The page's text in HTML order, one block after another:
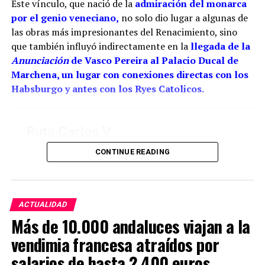
Juan fue adquiriendo progresivamente mayor
responsabilidad artística. La reja del coro pudo ser
una obra de juventud realizada bajo la dirección o
con la colaboración paterna. Los documentos
conservan las dos perspectivas: las cuentas
parroquiales relacionan el encargo con Cristóbal y
los pagos finales con sus herederos; el expediente
La reja de San Juan demuestra hasta dónde llegó
aquella familia. Su decoración calada, los
en una especie de joyero monumental. El hierro
parece perder su peso: se curva, se ramifica y
asciende como si la fragua hubiera aprendido el
lenguaje de los retablos. Clavijo Andújar considera a
los Ríos una dinastía de artífices naturales de
Este vínculo, que nació de la admiración del monarca
por el genio veneciano, no solo dio lugar a algunas de
las obras más impresionantes del Renacimiento, sino
que también influyó indirectamente en lallegada de la
Anunciaciónde Vasco Pereira al Palacio Ducal de
Marchena, un lugar con conexiones directas con los
Habsburgo y antes con los Ryes Catolicos.
CONTINUE READING
ACTUALIDAD
Más de 10.000 andaluces viajan a la
vendimia francesa atraídos por